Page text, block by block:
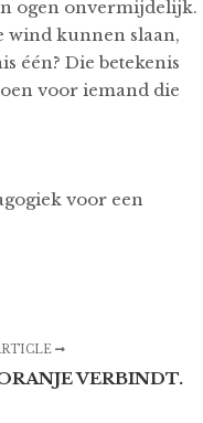
ogen onvermijdelijk.
wind kunnen slaan,
één? Die betekenis
voor iemand die
voor een
VERBINDT.